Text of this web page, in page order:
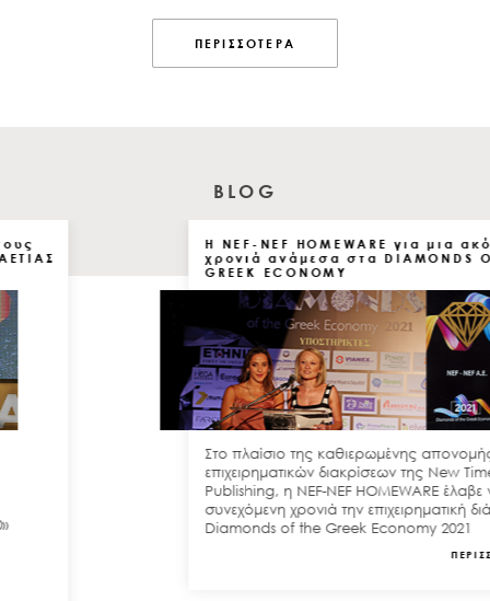
ΠΕΡΙΣΣΟΤΕΡΑ
BLOG
Η NEF-NEF HOMEWARE για μια ακόμη
χρονιά ανάμεσα στα DIAMONDS OF THE
GREEK ECONOMY
Στο πλαίσιο της καθιερωμένης απονομής των
επιχειρηματικών διακρίσεων της New Times
Publishing, η NEF-NEF HOMEWARE έλαβε για 4η
συνεχόμενη χρονιά την επιχειρηματική διάκριση
Diamonds of the Greek Economy 2021